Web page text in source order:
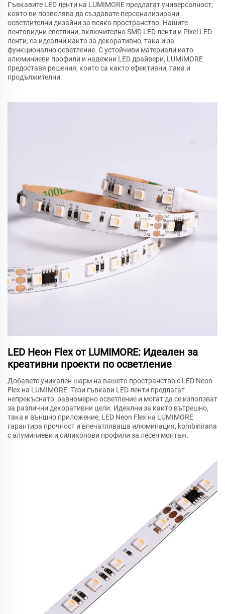
Гъвкавите LED ленти на LUMIMORE предлагат универсалност,
която ви позволява да създавате персонализирани
осветлителни дизайни за всяко пространство. Нашите
лентовидни светлини, включително SMD LED ленти и Pixel LED
ленти, са идеални както за декоративно, така и за
функционално осветление. С устойчиви материали като
алюминиеви профили и надежни LED драйвери, LUMIMORE
предоставя решения, които са както ефективни, така и
продължителни.
LED Неон Flex от LUMIMORE: Идеален за
креативни проекти по осветление
Добавете уникален шарм на вашето пространство с LED Neon
Flex на LUMIMORE. Тези гъвкави LED ленти предлагат
непрекъснато, равномерно осветление и могат да се използват
за различни декоративни цели. Идеални за както вътрешно,
така и външно приложение, LED Neon Flex на LUMIMORE
гарантира прочност и впечатляваща илюминация, kombinirana
с алуминиеви и силиконови профили за лесен монтаж.